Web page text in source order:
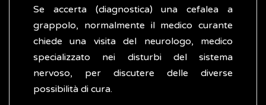
Se accerta (diagnostica) una cefalea a
grappolo, normalmente il medico curante
chiede una visita del neurologo, medico
specializzato nei disturbi del sistema
nervoso, per discutere delle diverse
possibilità di cura.